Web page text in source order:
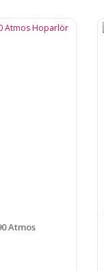
Atmos